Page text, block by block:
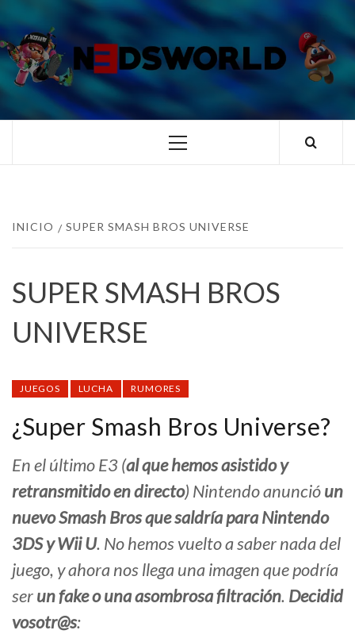
al
contenido
TUS ESPECIALISTAS EN NINTENDO
Menú
INICIO SUPER SMASH BROS UNIVERSE
SUPER SMASH BROS
UNIVERSE
JUEGOS LUCHA RUMORES
¿Super Smash Bros Universe?
En el último E3 (al que hemos asistido y
retransmitido en directo) Nintendo anuncióun
nuevo Smash Bros que saldría para Nintendo
3DS y Wii U. No hemos vuelto a saber nada del
juego, y ahora nos llega una imagen que podría
serun fake o una asombrosa filtración. Decidid
vosotr@s: